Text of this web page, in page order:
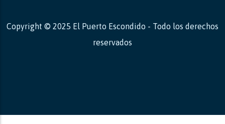
Copyright © 2025 El Puerto Escondido - Todo los derechos
reservados